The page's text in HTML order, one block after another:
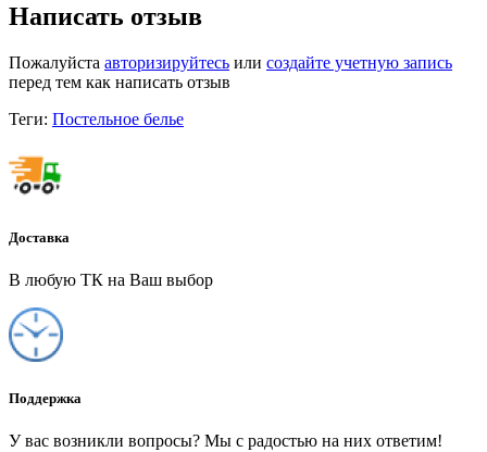
Написать отзыв
Пожалуйста авторизируйтесь или создайте учетную запись
перед тем как написать отзыв
Теги: Постельное белье
Доставка
В любую ТК на Ваш выбор
Поддержка
У вас возникли вопросы? Мы с радостью на них ответим!